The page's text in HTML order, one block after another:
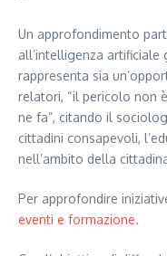
Un approfondimento
all’intelligenza
rappresenta sia
relatori, “il pericolo non
ne fa”, citando il
cittadini consapevoli,
nell’ambito della
Per approfondire
eventi e formazione.